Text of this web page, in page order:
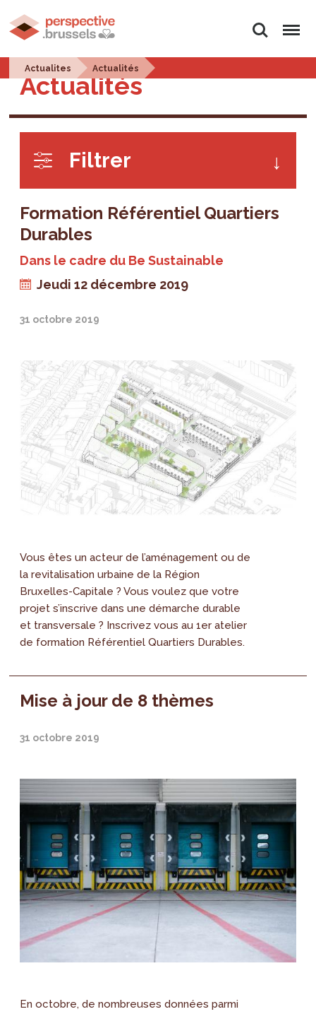
Rechercher
Menu
Actualites Actualités
Actualités
Filtrer
Formation Référentiel Quartiers
Durables
Dans le cadre du Be Sustainable
Jeudi 12 décembre 2019
31 octobre 2019
Vous êtes un acteur de l’aménagement ou de
la revitalisation urbaine de la Région
Bruxelles-Capitale ? Vous voulez que votre
projet s’inscrive dans une démarche durable
et transversale ? Inscrivez vous au 1er atelier
de formation Référentiel Quartiers Durables.
Mise à jour de 8 thèmes
31 octobre 2019
En octobre, de nombreuses données parmi